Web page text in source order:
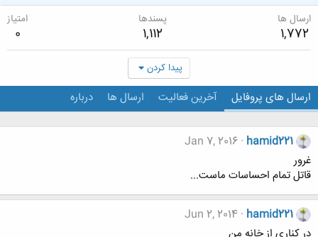
ارسال ها
1,772
پسندها
1,112
امتیاز
0
پیدا کردن
ارسال های پروفایل آخرین فعالیت ارسال ها درباره
hamid221
Jan 7, 2016
غرور
قاتل تمام احساسات ماست...
hamid221
Jun 2, 2014